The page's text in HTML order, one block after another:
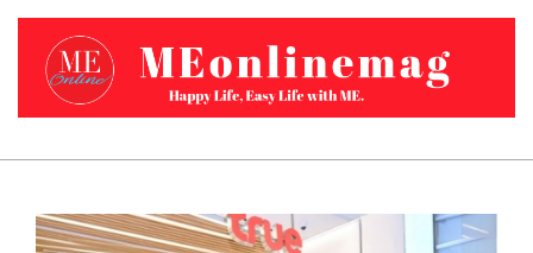
Skip
content
Primary
Menu